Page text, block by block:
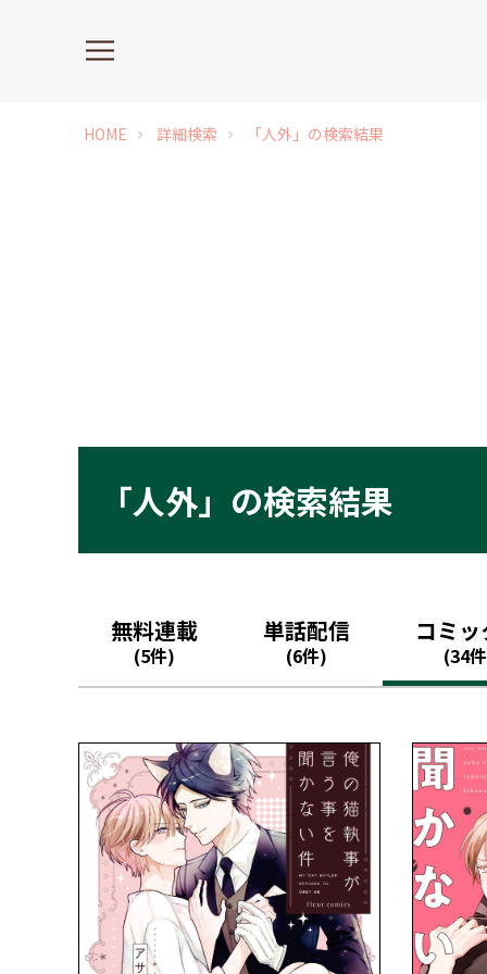
HOME chevron_right 詳細検索 chevron_right 「人外」の検索結果
「人外」の検索結果
無料連載
(5件)
単話配信
(6件)
コミッ
(34